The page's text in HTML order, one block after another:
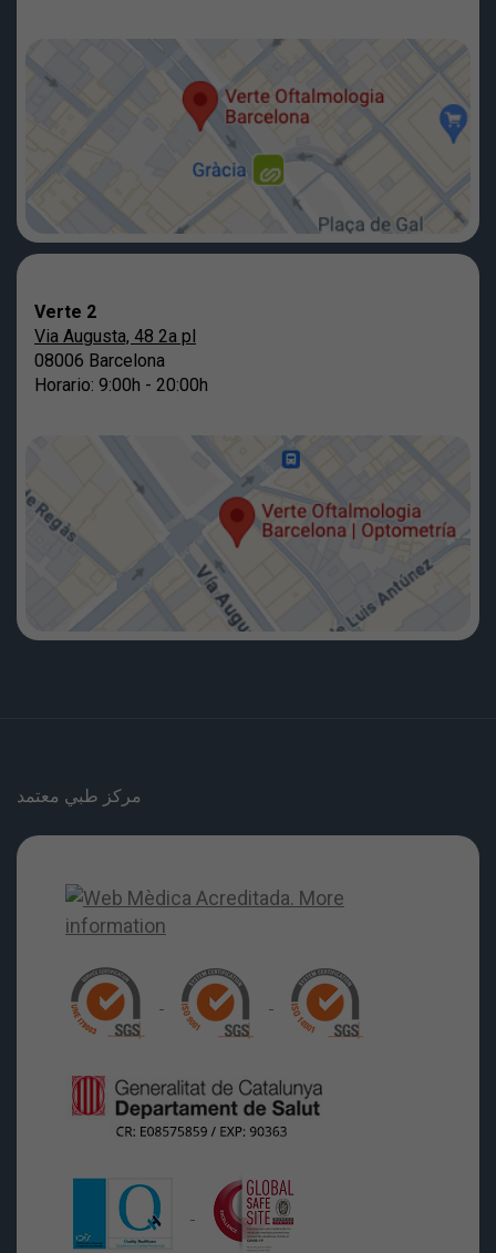
Verte 2
Via Augusta, 48 2a pl
08006 Barcelona
Horario: 9:00h - 20:00h
مركز طبي معتمد